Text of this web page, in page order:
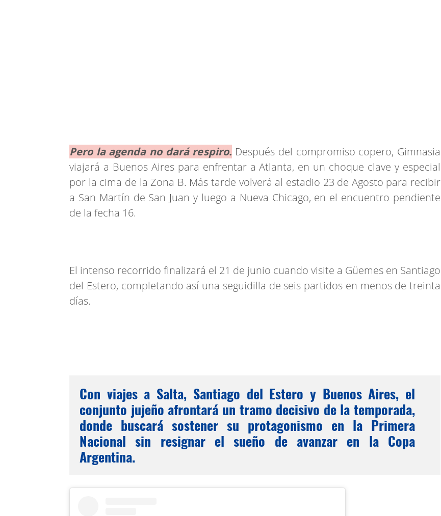
Pero la agenda no dará respiro. Después del compromiso copero, Gimnasia
viajará a Buenos Aires para enfrentar a Atlanta, en un choque clave y especial
por la cima de la Zona B. Más tarde volverá al estadio 23 de Agosto para recibir
a San Martín de San Juan y luego a Nueva Chicago, en el encuentro pendiente
de la fecha 16.
El intenso recorrido finalizará el 21 de junio cuando visite a Güemes en Santiago
del Estero, completando así una seguidilla de seis partidos en menos de treinta
días.
Con viajes a Salta, Santiago del Estero y Buenos Aires, el
conjunto jujeño afrontará un tramo decisivo de la temporada,
donde buscará sostener su protagonismo en la Primera
Nacional sin resignar el sueño de avanzar en la Copa
Argentina.